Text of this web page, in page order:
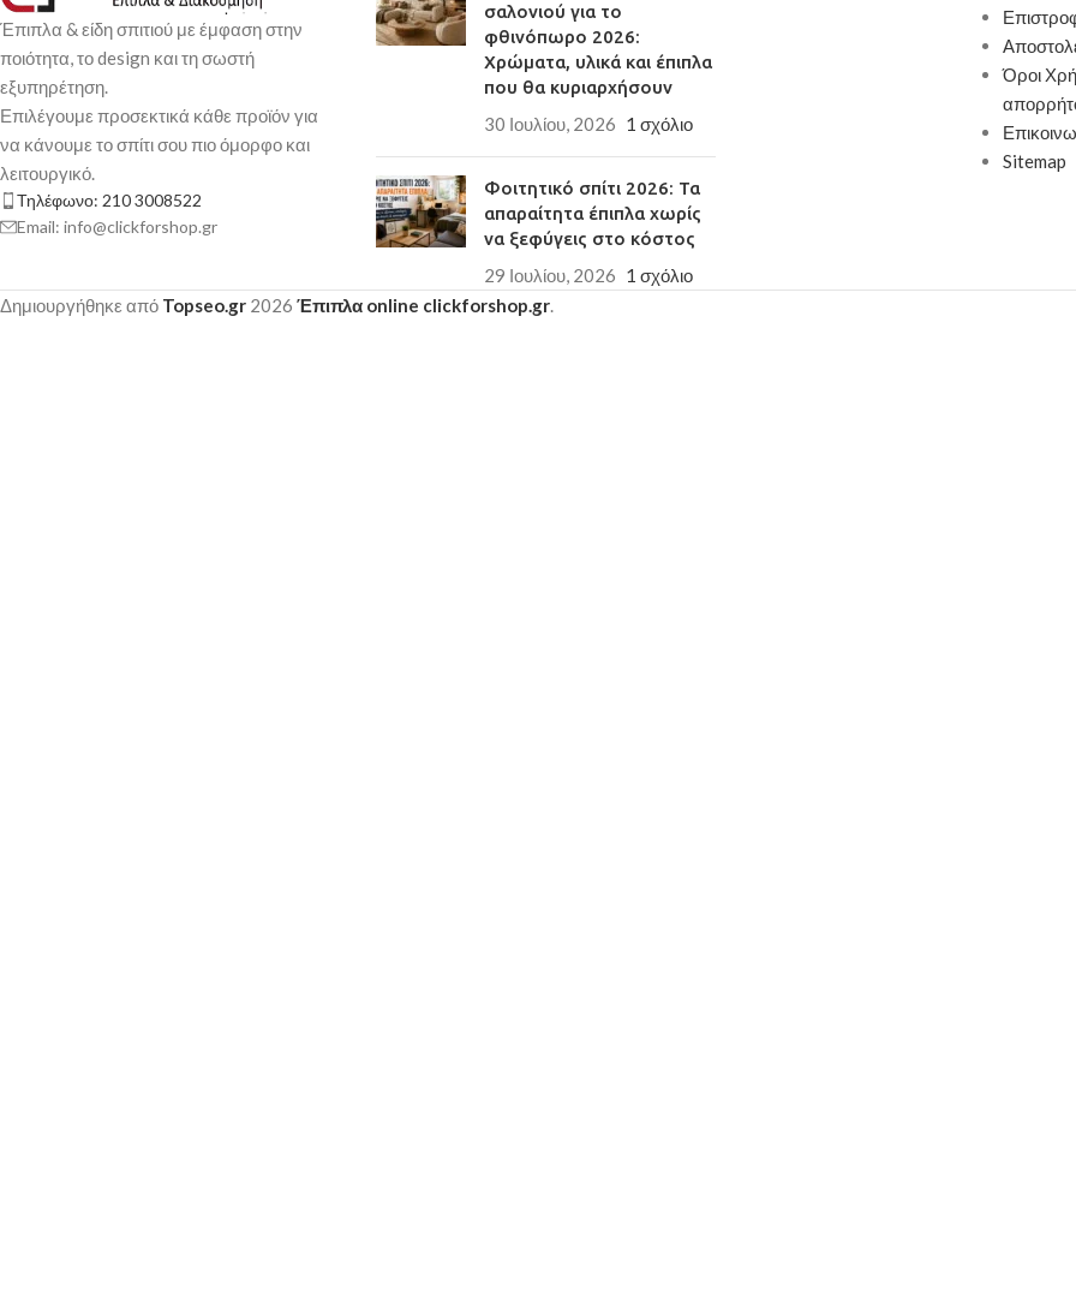
Έπιπλα & είδη σπιτιού με έμφαση στην
ποιότητα, το design και τη σωστή
εξυπηρέτηση.
Επιλέγουμε προσεκτικά κάθε προϊόν για
να κάνουμε το σπίτι σου πιο όμορφο και
λειτουργικό.
Τηλέφωνο: 210 3008522
Email: info@clickforshop.gr
σαλονιού για το
φθινόπωρο 2026:
Χρώματα, υλικά και έπιπλα
που θα κυριαρχήσουν
30 Ιουλίου, 2026 1 σχόλιο
Φοιτητικό σπίτι 2026: Τα
απαραίτητα έπιπλα χωρίς
να ξεφύγεις στο κόστος
29 Ιουλίου, 2026 1 σχόλιο
Όροι
Sitemap
Δημιουργήθηκε από Topseo.gr 2026 Έπιπλα online clickforshop.gr.